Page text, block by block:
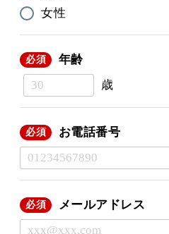
女性
必須
年齢
歳
必須 お電話番号
必須 メールアドレス